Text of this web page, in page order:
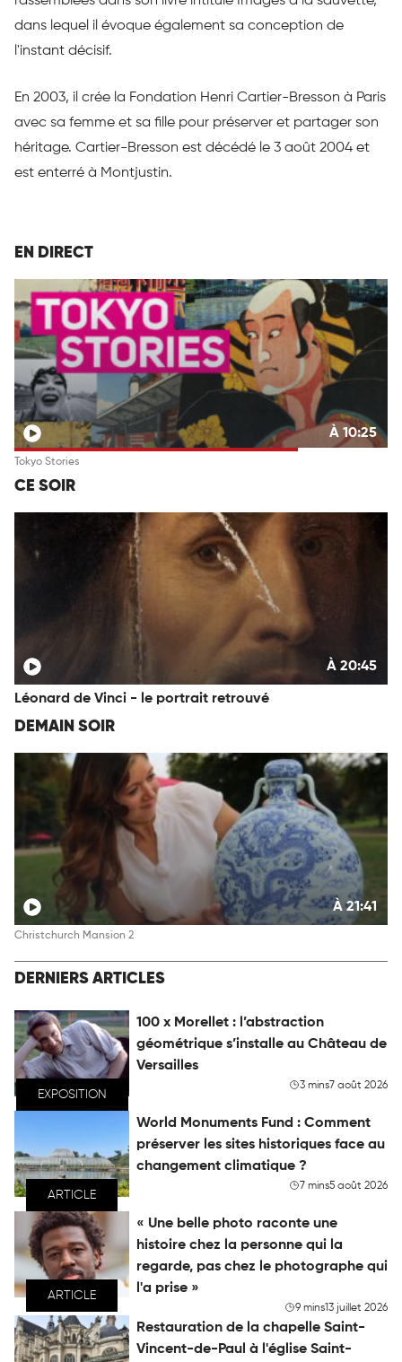
dans lequel il évoque également sa conception de
l'instant décisif.
En 2003, il crée la Fondation Henri Cartier-Bresson à Paris
avec sa femme et sa fille pour préserver et partager son
héritage. Cartier-Bresson est décédé le 3 août 2004 et
est enterré à Montjustin.
EN DIRECT
À 10:25
Tokyo Stories
CE SOIR
À 20:45
Léonard de Vinci - le portrait retrouvé
DEMAIN SOIR
À 21:41
Christchurch Mansion 2
DERNIERS ARTICLES
EXPOSITION
100 x Morellet : l’abstraction
géométrique s’installe au Château de
Versailles
3 mins7 août 2026
ARTICLE
World Monuments Fund : Comment
préserver les sites historiques face au
changement climatique ?
7 mins5 août 2026
ARTICLE
« Une belle photo raconte une
histoire chez la personne qui la
regarde, pas chez le photographe qui
l'a prise »
9 mins13 juillet 2026
Restauration de la chapelle Saint-
Vincent-de-Paul à l'église Saint-